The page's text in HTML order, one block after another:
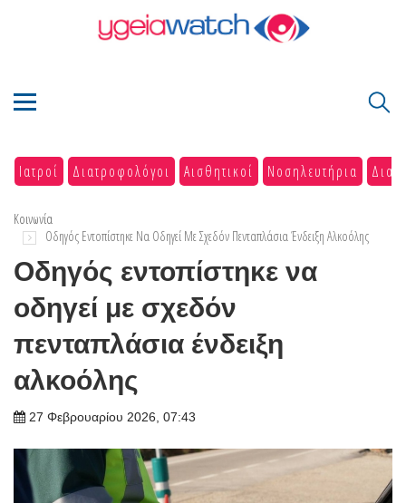
Ιατροί Διατροφολόγοι Αισθητικοί Νοσηλευτήρια
Κοινωνία
Οδηγός Εντοπίστηκε Να Οδηγεί Με Σχεδόν Πενταπλάσια Ένδειξη Αλκοόλης
Οδηγός εντοπίστηκε να
οδηγεί με σχεδόν
πενταπλάσια ένδειξη
αλκοόλης
27 Φεβρουαρίου 2026, 07:43